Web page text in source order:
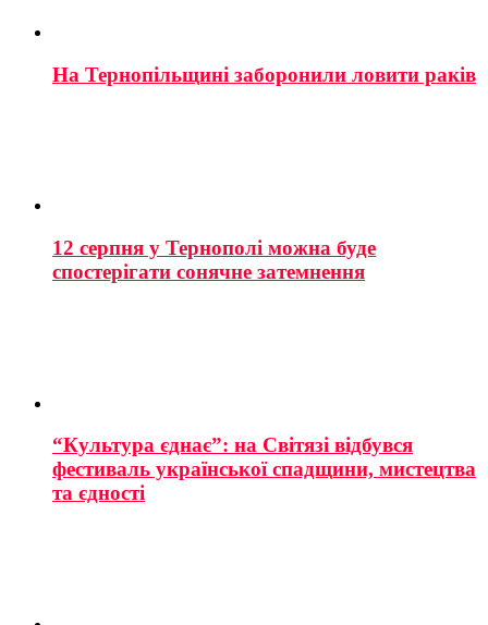
На Тернопільщині заборонили ловити раків
12 серпня у Тернополі можна буде
спостерігати сонячне затемнення
“Культура єднає”: на Світязі відбувся
фестиваль української спадщини, мистецтва
та єдності